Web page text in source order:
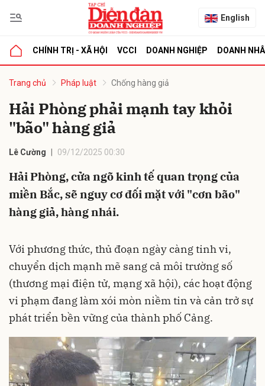
English
CHÍNH TRỊ - XÃ HỘI VCCI DOANH NGHIỆP DOANH
Trang chủ Pháp luật Chống hàng giả
Hải Phòng phải mạnh tay khỏi
"bão" hàng giả
Lê Cường 09/12/2025 00:30
Hải Phòng, cửa ngõ kinh tế quan trọng của
miền Bắc, sẽ nguy cơ đối mặt với "cơn bão"
hàng giả, hàng nhái.
Với phương thức, thủ đoạn ngày càng tinh vi,
chuyển dịch mạnh mẽ sang cả môi trường số
(thương mại điện tử, mạng xã hội), các hoạt động
vi phạm đang làm xói mòn niềm tin và cản trở sự
phát triển bền vững của thành phố Cảng.
luận
Hủy